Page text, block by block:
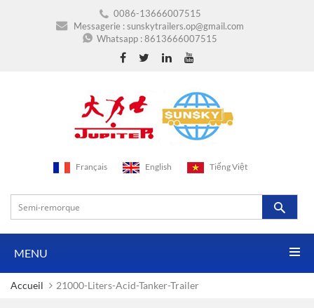
0086-13666007515
Messagerie :sunskytrailers.op@gmail.com
Whatsapp :8613666007515
Français English Tiếng Việt
MENU
Accueil 21000-Liters-Acid-Tanker-Trailer